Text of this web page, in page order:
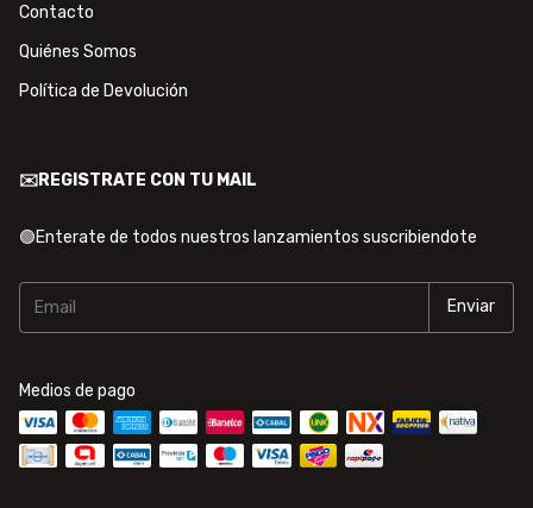
Contacto
Quiénes Somos
Política de Devolución
✉️REGISTRATE CON TU MAIL
🟢Enterate de todos nuestros lanzamientos suscribiendote
Medios de pago